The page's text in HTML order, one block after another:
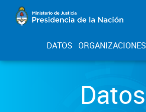
DATOS ORGANIZACIONES
Datos